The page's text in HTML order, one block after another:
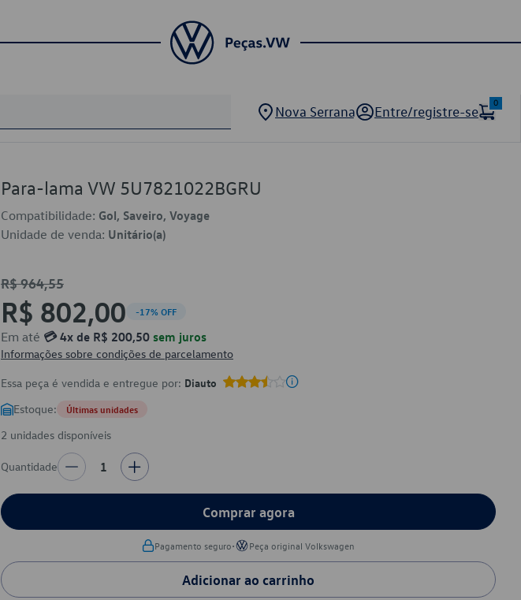
Nova Serrana Entre/registre-se
0
Para-lama VW 5U7821022BGRU
Compatibilidade: Gol, Saveiro, Voyage
Unidade de venda: Unitário(a)
R$ 964,55
R$ 802,00 -17% OFF
Em até 💳 4x de R$ 200,50 sem juros
Informações sobre condições de parcelamento
Essa peça é vendida e entregue por: Diauto
Estoque: Últimas unidades
2 unidades disponíveis
Quantidade 1
Comprar agora
Pagamento seguro• Peça original Volkswagen
Adicionar ao carrinho